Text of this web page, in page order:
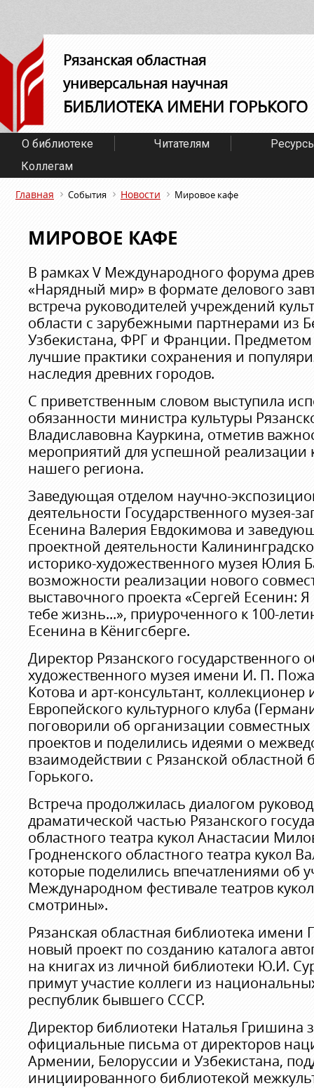
Рязанская областная
универсальная научная
БИБЛИОТЕКА ИМЕНИ ГОРЬКОГО
О библиотеке Читателям
Коллегам
Главная События Новости Мировое кафе
МИРОВОЕ КАФЕ
В рамках V Международного форума
«Нарядный мир» в формате делового
встреча руководителей учреждений
области с зарубежными партнерами из
Узбекистана, ФРГ и Франции. Предметом
лучшие практики сохранения и
наследия древних городов.
С приветственным словом выступила
обязанности министра культуры
Владиславовна Кауркина, отметив
мероприятий для успешной реализации
нашего региона.
Заведующая отделом научно-
деятельности Государственного музея-
Есенина Валерия Евдокимова и
проектной деятельности
историко-художественного музея Юлия
возможности реализации нового
выставочного проекта «Сергей Есенин:
тебе жизнь...», приуроченного к 100-
Есенина в Кёнигсберге.
Директор Рязанского государственного
художественного музея имени И. П.
Котова и арт-консультант, коллекционер
Европейского культурного клуба
поговорили об организации
проектов и поделились идеями о
взаимодействии с Рязанской
Горького.
Встреча продолжилась диалогом
драматической частью Рязанского
областного театра кукол Анастасии
Гродненского областного театра кукол
которые поделились впечатлениями об
Международном фестивале театров
смотрины».
Рязанская областная библиотека имени
новый проект по созданию каталога
на книгах из личной библиотеки Ю.И.
примут участие коллеги из
республик бывшего СССР.
Директор библиотеки Наталья Гришина
официальные письма от директоров
Армении, Белоруссии и Узбекистана,
инициированного библиотекой